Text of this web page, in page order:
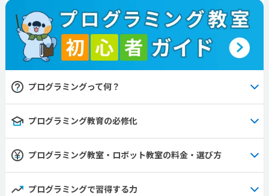
プログラミングって何？
プログラミング教育の必修化
プログラミング教室・ロボット教室の料金・選び方
プログラミングで習得する力